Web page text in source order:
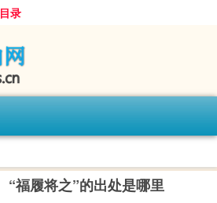
录
“福履将之”的出处是哪里